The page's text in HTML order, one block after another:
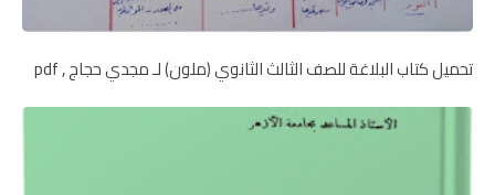
تحميل كتاب البلاغة للصف الثالث الثانوي (ملون) لـ مجدي حجاج , pdf